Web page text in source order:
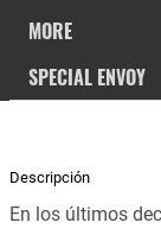
MORE
SPECIAL ENVOY
Descripción
En los últimos